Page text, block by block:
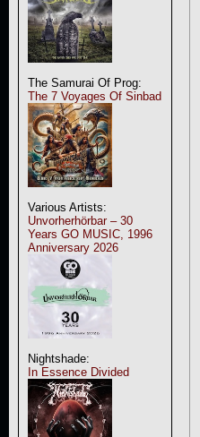
The Samurai Of Prog:
The 7 Voyages Of Sinbad
Various Artists:
Unvorherhörbar – 30
Years GO MUSIC, 1996
Anniversary 2026
Nightshade:
In Essence Divided